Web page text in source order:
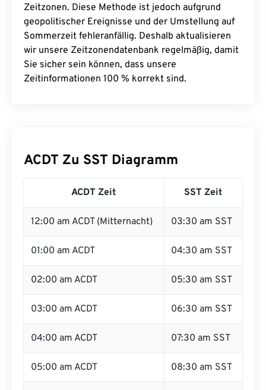
Zeitzonen. Diese Methode ist jedoch aufgrund
geopolitischer Ereignisse und der Umstellung auf
Sommerzeit fehleranfällig. Deshalb aktualisieren
wir unsere Zeitzonendatenbank regelmäßig, damit
Sie sicher sein können, dass unsere
Zeitinformationen 100 % korrekt sind.
ACDT Zu SST Diagramm
ACDT Zeit SST Zeit
12:00 am ACDT (Mitternacht) 03:30 am SST
01:00 am ACDT 04:30 am SST
02:00 am ACDT 05:30 am SST
03:00 am ACDT 06:30 am SST
04:00 am ACDT 07:30 am SST
05:00 am ACDT 08:30 am SST